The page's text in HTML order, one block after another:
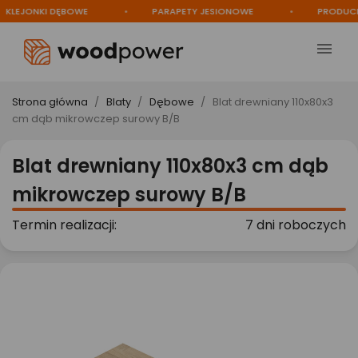
DĘBOWE PARAPETY JESIONOWE

Strona główna Blaty Dębowe
Blat drewniany 110x80x3
cm dąb mikrowczep surowy B/B
Blat drewniany 110x80x3 cm dąb
mikrowczep surowy B/B
Termin realizacji: 7 dni roboczych